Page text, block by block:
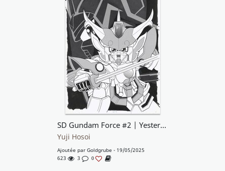
SD Gundam Force #2 | Yesterday's friend is today's enemy | Comic BonBon | Kodansha
Yuji Hosoi
Ajoutée par Goldgrube - 19/05/2025
623
3 0